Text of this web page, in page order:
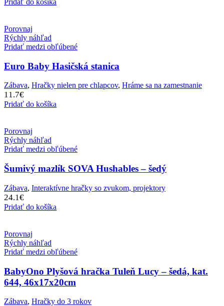
Pridať do košíka
Porovnaj
Rýchly náhľad
Pridať medzi obľúbené
Euro Baby Hasičská stanica
Zábava, Hračky nielen pre chlapcov, Hráme sa na zamestnanie
11.7€
Pridať do košíka
Porovnaj
Rýchly náhľad
Pridať medzi obľúbené
Šumivý mazlík SOVA Hushables – šedý
Zábava, Interaktívne hračky so zvukom, projektory
24.1€
Pridať do košíka
Porovnaj
Rýchly náhľad
Pridať medzi obľúbené
BabyOno Plyšová hračka Tuleň Lucy – šedá, kat.
644, 46x17x20cm
Zábava, Hračky do 3 rokov